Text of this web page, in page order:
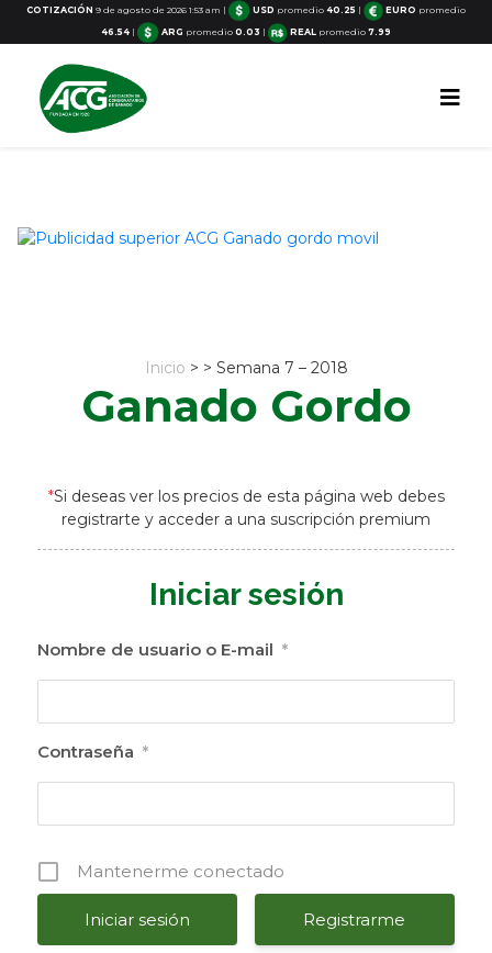
COTIZACIÓN 9 de agosto de 2026 1:53 am | USD promedio 40.25 | EURO promedio
46.54 | ARG promedio 0.03 | REALpromedio 7.99
Inicio > > Semana 7 – 2018
Ganado Gordo
*Si deseas ver los precios de esta página web debes
registrarte y acceder a una suscripción premium
Iniciar sesión
Nombre de usuario o E-mail *
Contraseña *
Mantenerme conectado
Registrarme